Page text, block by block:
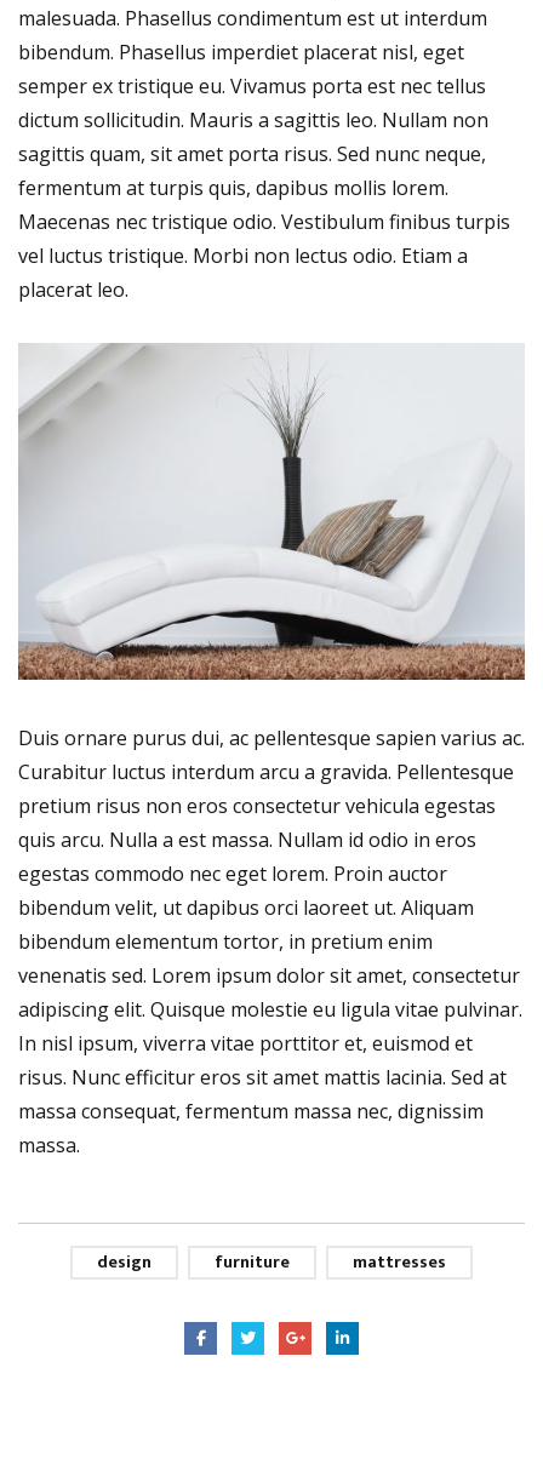
malesuada. Phasellus condimentum est ut interdum
bibendum. Phasellus imperdiet placerat nisl, eget
semper ex tristique eu. Vivamus porta est nec tellus
dictum sollicitudin. Mauris a sagittis leo. Nullam non
sagittis quam, sit amet porta risus. Sed nunc neque,
fermentum at turpis quis, dapibus mollis lorem.
Maecenas nec tristique odio. Vestibulum finibus turpis
vel luctus tristique. Morbi non lectus odio. Etiam a
placerat leo.
Duis ornare purus dui, ac pellentesque sapien varius ac.
Curabitur luctus interdum arcu a gravida. Pellentesque
pretium risus non eros consectetur vehicula egestas
quis arcu. Nulla a est massa. Nullam id odio in eros
egestas commodo nec eget lorem. Proin auctor
bibendum velit, ut dapibus orci laoreet ut. Aliquam
bibendum elementum tortor, in pretium enim
venenatis sed. Lorem ipsum dolor sit amet, consectetur
adipiscing elit. Quisque molestie eu ligula vitae pulvinar.
In nisl ipsum, viverra vitae porttitor et, euismod et
risus. Nunc efficitur eros sit amet mattis lacinia. Sed at
massa consequat, fermentum massa nec, dignissim
massa.
design furniture mattresses